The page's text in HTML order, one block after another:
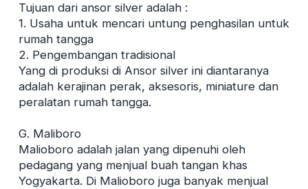
Tujuan dari ansor silver adalah :
1. Usaha untuk mencari untung penghasilan untuk
rumah tangga
2. Pengembangan tradisional
Yang di produksi di Ansor silver ini diantaranya
adalah kerajinan perak, aksesoris, miniature dan
peralatan rumah tangga.
G. Maliboro
Malioboro adalah jalan yang dipenuhi oleh
pedagang yang menjual buah tangan khas
Yogyakarta. Di Malioboro juga banyak menjual